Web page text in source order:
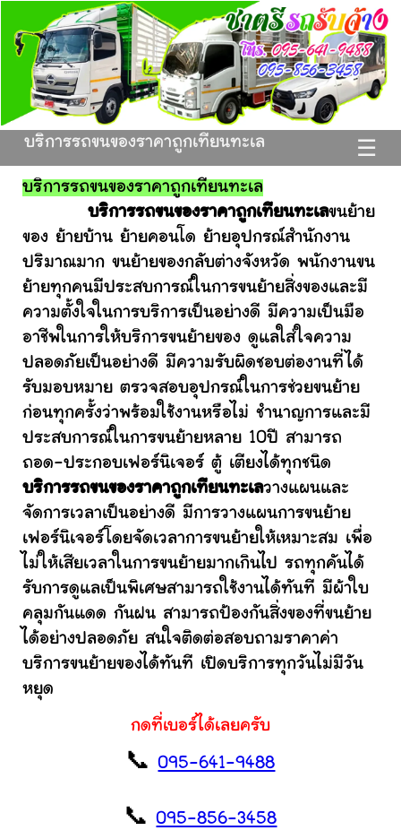
☰
บริการรถขนของราคาถูกเทียนทะเล
บริการรถขนของราคาถูกเทียนทะเล
บริการรถขนของราคาถูกเทียนทะเลขนย้าย
ของ ย้ายบ้าน ย้ายคอนโด ย้ายอุปกรณ์สำนักงาน
ปริมาณมาก ขนย้ายของกลับต่างจังหวัด พนักงานขน
ย้ายทุกคนมีประสบการณ์ในการขนย้ายสิ่งของและมี
ความตั้งใจในการบริการเป็นอย่างดี มีความเป็นมือ
อาชีพในการให้บริการขนย้ายของ ดูแลใส่ใจความ
ปลอดภัยเป็นอย่างดี มีความรับผิดชอบต่องานที่ได้
รับมอบหมาย ตรวจสอบอุปกรณ์ในการช่วยขนย้าย
ก่อนทุกครั้งว่าพร้อมใช้งานหรือไม่ ชำนาญการและมี
ประสบการณ์ในการขนย้ายหลาย 10ปี สามารถ
ถอด-ประกอบเฟอร์นิเจอร์ ตู้ เตียงได้ทุกชนิด
บริการรถขนของราคาถูกเทียนทะเลวางแผนและ
จัดการเวลาเป็นอย่างดี มีการวางแผนการขนย้าย
เฟอร์นิเจอร์โดยจัดเวลาการขนย้ายให้เหมาะสม เพื่อ
ไม่ให้เสียเวลาในการขนย้ายมากเกินไป รถทุกคันได้
รับการดูแลเป็นพิเศษสามารถใช้งานได้ทันที มีผ้าใบ
คลุมกันแดด กันฝน สามารถป้องกันสิ่งของที่ขนย้าย
ได้อย่างปลอดภัย สนใจติดต่อสอบถามราคาค่า
บริการขนย้ายของได้ทันที เปิดบริการทุกวันไม่มีวัน
หยุด
กดที่เบอร์ได้เลยครับ
📞095-641-9488
📞095-856-3458